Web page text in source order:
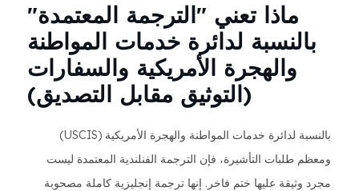
ماذا تعني "الترجمة المعتمدة"
بالنسبة لدائرة خدمات المواطنة
والهجرة الأمريكية والسفارات
(التوثيق مقابل التصديق)
بالنسبة لدائرة خدمات المواطنة والهجرة الأمريكية (USCIS)
ومعظم طلبات التأشيرة، فإن الترجمة الفنلندية المعتمدة ليست
مجرد وثيقة عليها ختم فاخر. إنها ترجمة إنجليزية كاملة مصحوبة